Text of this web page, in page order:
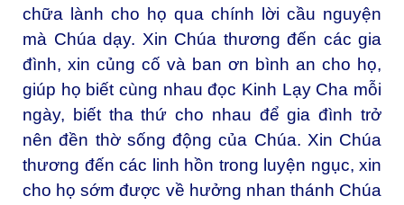
chữa lành cho họ qua chính lời cầu nguyện
mà Chúa dạy. Xin Chúa thương đến các gia
đình, xin củng cố và ban ơn bình an cho họ,
giúp họ biết cùng nhau đọc Kinh Lạy Cha mỗi
ngày, biết tha thứ cho nhau để gia đình trở
nên đền thờ sống động của Chúa. Xin Chúa
thương đến các linh hồn trong luyện ngục, xin
cho họ sớm được về hưởng nhan thánh Chúa